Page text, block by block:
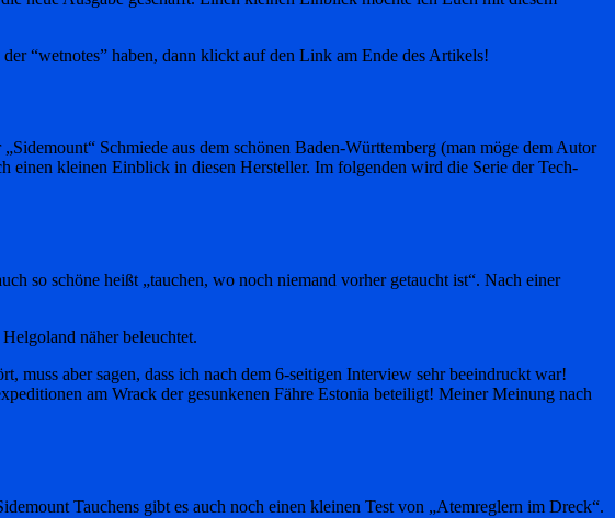
“wetnotes” haben, dann klickt auf den Link am Ende des Artikels!
Schmiede aus dem schönen Baden-Württemberg (man möge dem Autor
kleinen Einblick in diesen Hersteller. Im folgenden wird die Serie der Tech-
so schöne heißt „tauchen, wo noch niemand vorher getaucht ist“. Nach einer
näher beleuchtet.
aber sagen, dass ich nach dem 6-seitigen Interview sehr beeindruckt war!
am Wrack der gesunkenen Fähre Estonia beteiligt! Meiner Meinung nach
Tauchens gibt es auch noch einen kleinen Test von „Atemreglern im Dreck“.